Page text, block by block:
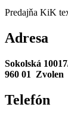
Predajňa KiK
Adresa
Sokolská
960 01 Zvolen
Telefón